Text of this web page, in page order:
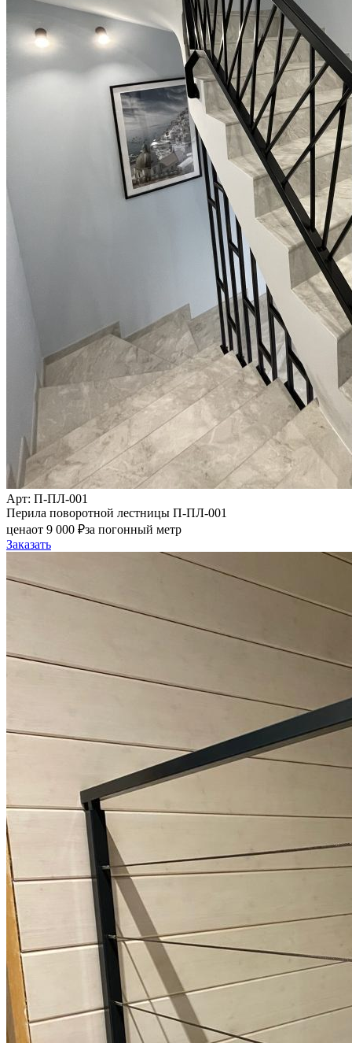
Арт: П-ПЛ-001
Перила поворотной лестницы П-ПЛ-001
ценаот 9 000 ₽за погонный метр
Заказать